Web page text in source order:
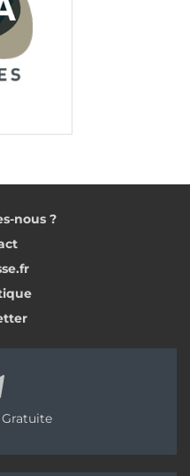
dernières
des risques
Et
nous ?